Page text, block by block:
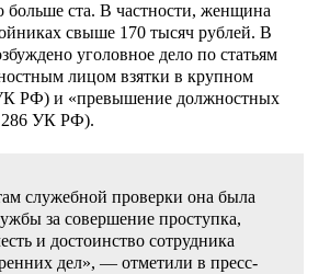
ста. В частности, женщина
свыше 170 тысяч рублей. В
уголовное дело по статьям
лицом взятки в крупном
РФ) и «превышение должностных
286 УК РФ).
служебной проверки она была
за совершение проступка,
и достоинство сотрудника
дел», — отметили в пресс-